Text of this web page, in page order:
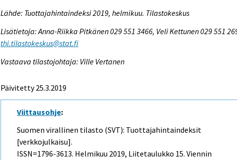
Lähde: Tuottajahintaindeksi 2019, helmikuu. Tilastokeskus
Lisätietoja: Anna-Riikka Pitkänen 029 551 3466, Veli Kettunen 029 551
thi.tilastokeskus@stat.fi
Vastaava tilastojohtaja: Ville Vertanen
Päivitetty 25.3.2019
Viittausohje:
Suomen virallinen tilasto (SVT): Tuottajahintaindeksit
[verkkojulkaisu].
ISSN=1796-3613. Helmikuu 2019, Liitetaulukko 15. Viennin